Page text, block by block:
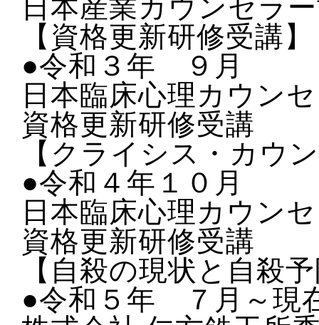
日本産業カウンセラ
【資格更新研修受講】
●令和３年 ９月
日本臨床心理カウン
資格更新研修受講
【クライシス・カウ
●令和４年１０月
日本臨床心理カウン
資格更新研修受講
【自殺の現状と自殺
●令和５年 ７月～現